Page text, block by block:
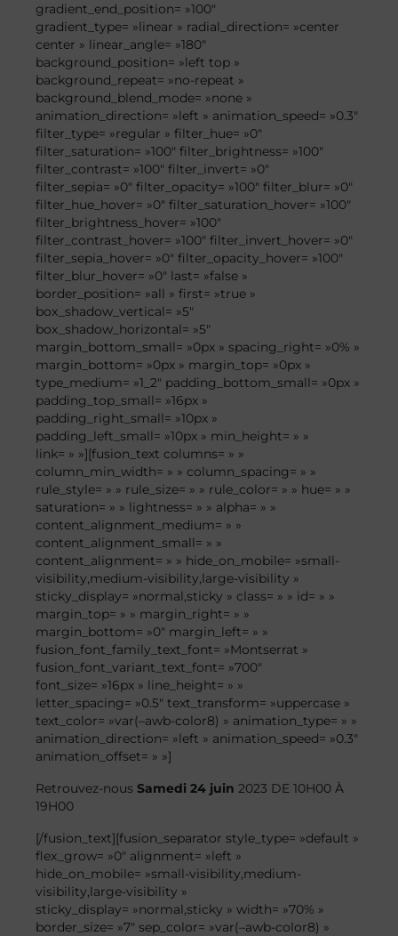
gradient_end_position= »100″
gradient_type= »linear » radial_direction= »center
center » linear_angle= »180″
background_position= »left top »
background_repeat= »no-repeat »
background_blend_mode= »none »
animation_direction= »left » animation_speed= »0.3″
filter_type= »regular » filter_hue= »0″
filter_saturation= »100″ filter_brightness= »100″
filter_contrast= »100″ filter_invert= »0″
filter_sepia= »0″ filter_opacity= »100″ filter_blur= »0″
filter_hue_hover= »0″ filter_saturation_hover= »100″
filter_brightness_hover= »100″
filter_contrast_hover= »100″ filter_invert_hover= »0″
filter_sepia_hover= »0″ filter_opacity_hover= »100″
filter_blur_hover= »0″ last= »false »
border_position= »all » first= »true »
box_shadow_vertical= »5″
box_shadow_horizontal= »5″
margin_bottom_small= »0px » spacing_right= »0% »
margin_bottom= »0px » margin_top= »0px »
type_medium= »1_2″ padding_bottom_small= »0px »
padding_top_small= »16px »
padding_right_small= »10px »
padding_left_small= »10px » min_height= » »
link= » »][fusion_text columns= » »
column_min_width= » » column_spacing= » »
rule_style= » » rule_size= » » rule_color= » » hue= » »
saturation= » » lightness= » » alpha= » »
content_alignment_medium= » »
content_alignment_small= » »
content_alignment= » » hide_on_mobile= »small-
visibility,medium-visibility,large-visibility »
sticky_display= »normal,sticky » class= » » id= » »
margin_top= » » margin_right= » »
margin_bottom= »0″ margin_left= » »
fusion_font_family_text_font= »Montserrat »
fusion_font_variant_text_font= »700″
font_size= »16px » line_height= » »
letter_spacing= »0.5″ text_transform= »uppercase »
text_color= »var(–awb-color8) » animation_type= » »
animation_direction= »left » animation_speed= »0.3″
animation_offset= » »]
Retrouvez-nous Samedi 24 juin 2023 DE 10H00 À
19H00
[/fusion_text][fusion_separator style_type= »default »
flex_grow= »0″ alignment= »left »
hide_on_mobile= »small-visibility,medium-
visibility,large-visibility »
sticky_display= »normal,sticky » width= »70% »
border_size= »7″ sep_color= »var(–awb-color8) »